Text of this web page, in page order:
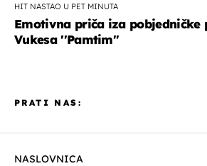
HIT NASTAO U PET MINUTA
Emotivna priča iza pobjedničke
Vukesa ''Pamtim''
NASLOVNICA
PRATI NAS: